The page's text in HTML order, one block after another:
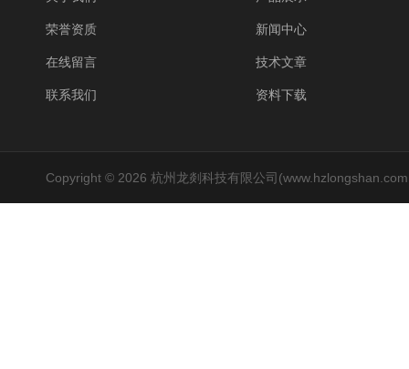
荣誉资质
在线留言
联系我们
新闻中心
技术文章
资料下载
Copyright © 2026 杭州龙剡科技有限公司